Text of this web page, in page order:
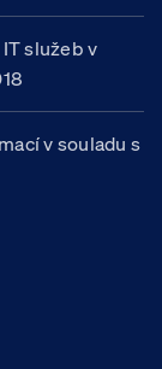
služeb v
v souladu s